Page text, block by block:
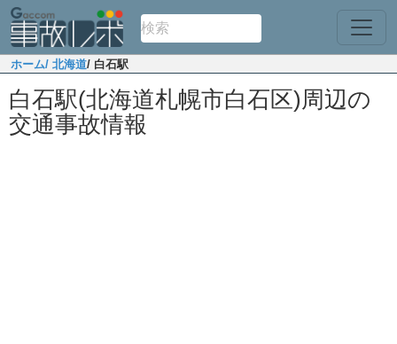
ホーム/ 北海道/ 白石駅
白石駅(北海道札幌市白石区)周辺の
交通事故情報